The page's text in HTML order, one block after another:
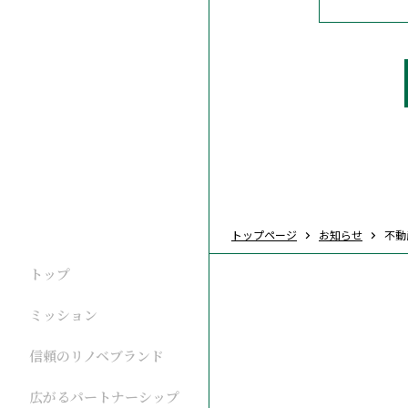
トップ
ミッション
信頼のリノベブランド
広がるパートナーシップ
トップページ お知らせ 不